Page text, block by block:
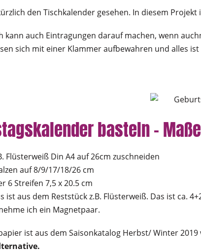
den Tischkalender gesehen. In diesem
kann auch Eintragungen darauf machen, wenn
sich mit einer Klammer aufbewahren und alles ist
basteln – Maße
Flüsterweiß Din A4 auf 26cm zuschneiden
auf 8/9/17/18/26 cm
6 Streifen 7,5 x 20.5 cm
ist aus dem Reststück z.B. Flüsterweiß. Das ist ca.
ich ein Magnetpaar.
ist aus dem Saisonkatalog Herbst/ Winter